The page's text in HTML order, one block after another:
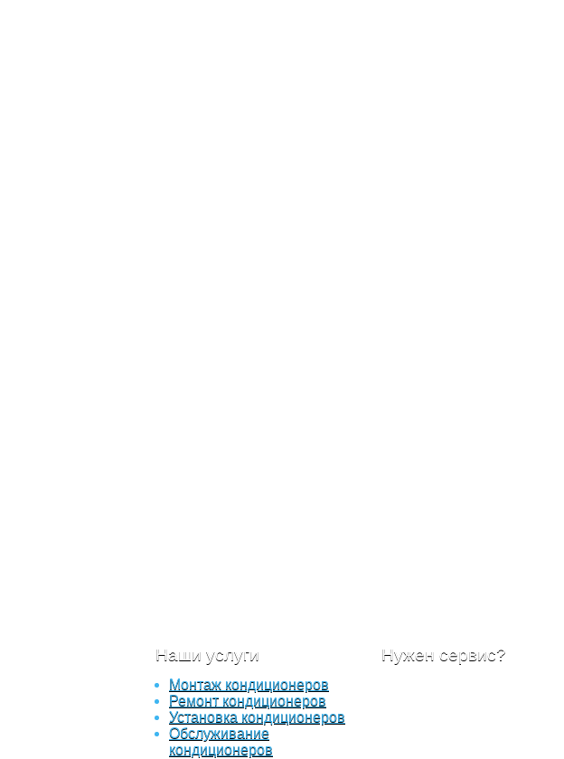
Наши услуги
Монтаж кондиционеров
Ремонт кондиционеров
Установка кондиционеров
Обслуживание
кондиционеров
Нужен сервис?